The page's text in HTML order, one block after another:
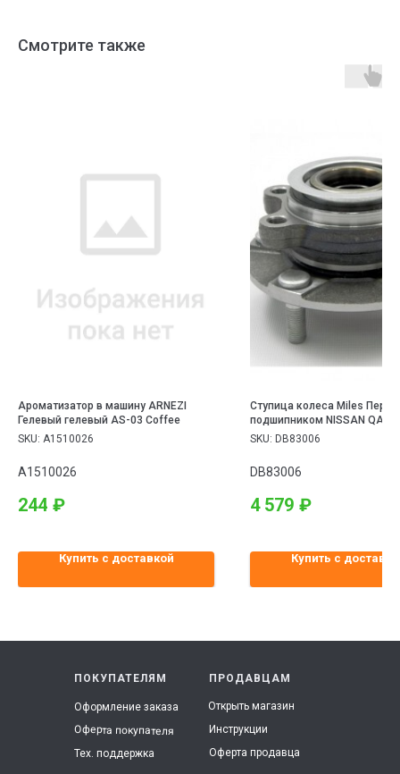
Смотрите также
Ароматизатор в машину ARNEZI
Гелевый гелевый AS-03 Coffee
SKU: A1510026
A1510026
244 ₽
Купить с доставкой
Ступица колеса Miles
подшипником NISSAN
TRAIL/JUKE/RENAULT
SKU: DB83006
DB83006
4 579 ₽
Купить с
ПРОДАВЦАМ
Оферта продавца
Инструкции
Открыть магазин
ПОКУПАТЕЛЯМ
Тех. поддержка
Оферта покупателя
Оформление заказа